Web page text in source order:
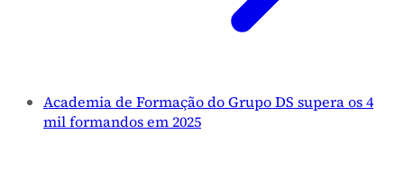
Academia de Formação do Grupo DS supera os 4
mil formandos em 2025